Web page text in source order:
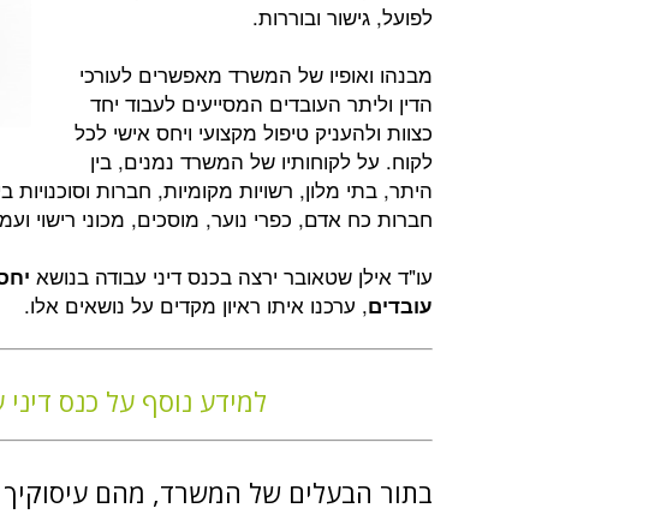
לפועל, גישור ובוררות.
מבנהו ואופיו של המשרד מאפשרים לעורכי
הדין וליתר העובדים המסייעים לעבוד יחד
כצוות ולהעניק טיפול מקצועי ויחס אישי לכל
לקוח. על לקוחותיו של המשרד נמנים, בין
היתר, בתי מלון, רשויות מקומיות, חברות
חברות כח אדם, כפרי נוער, מוסכים, מכוני רישוי
עו"ד אילן שטאובר ירצה בכנס דיני עבודה בנושא
עובדים, ערכנו איתו ראיון מקדים על נושאים אלו.
למידע נוסף על כנס
בתור הבעלים של המשרד, מהם עיסוקיך